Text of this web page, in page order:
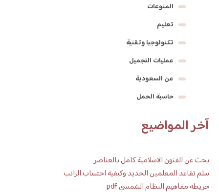
المنوعات
تعليم
تكنولوجيا وتقنية
عمليات التجميل
عن السعودية
حاسبة الحمل
آخر المواضيع
بحث عن الفنون الاسلامية كامل بالعناصر
سلم تقاعد المعلمين الجديد وكيفية احتساب الراتب
خريطة مفاهيم النظام الشمسي pdf